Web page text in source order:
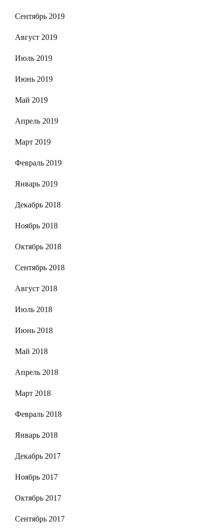
Сентябрь 2019
Август 2019
Июль 2019
Июнь 2019
Май 2019
Апрель 2019
Март 2019
Февраль 2019
Январь 2019
Декабрь 2018
Ноябрь 2018
Октябрь 2018
Сентябрь 2018
Август 2018
Июль 2018
Июнь 2018
Май 2018
Апрель 2018
Март 2018
Февраль 2018
Январь 2018
Декабрь 2017
Ноябрь 2017
Октябрь 2017
Сентябрь 2017